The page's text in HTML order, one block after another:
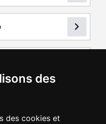
des
des cookies et
chevron_right